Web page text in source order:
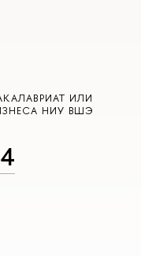
ИЛИ
НИУ ВШЭ